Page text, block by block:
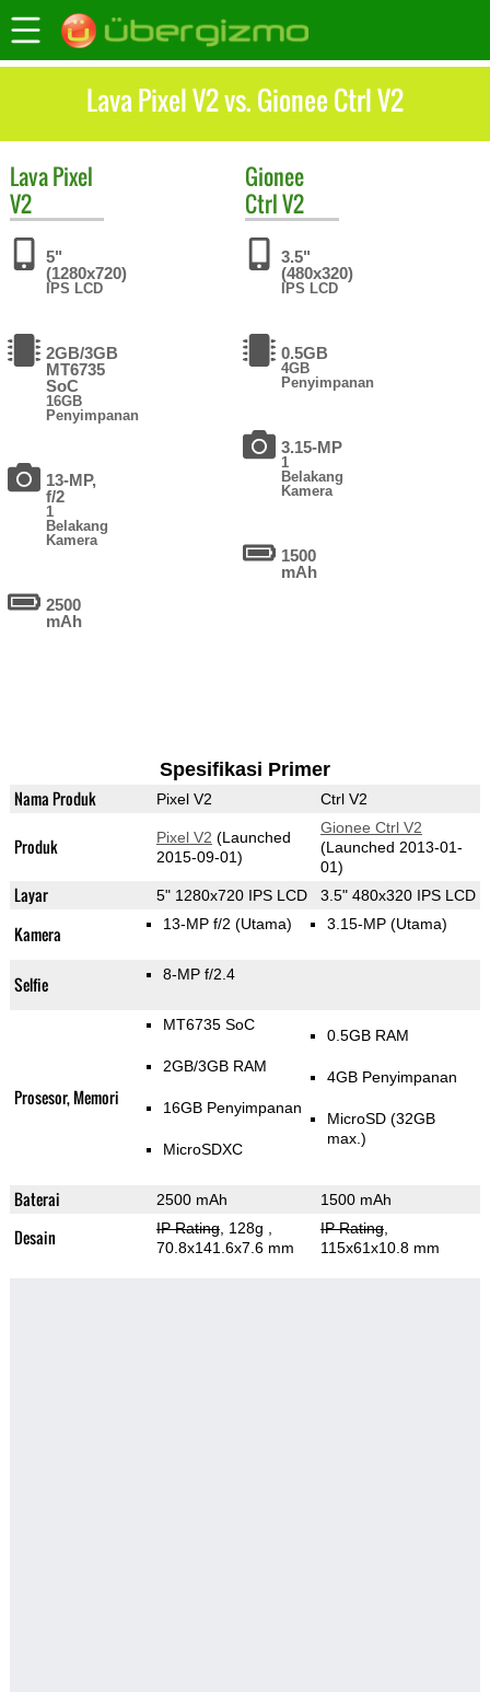
Lava Pixel V2 vs. Gionee Ctrl V2
LavaPixel
V2
5"
(1280x720)
IPS LCD
2GB/3GB
MT6735
SoC
16GB
Penyimpanan
13-MP,
f/2
1
Belakang
Kamera
2500
mAh
Gionee
Ctrl V2
3.5"
(480x320)
IPS LCD
0.5GB
4GB
Penyimpanan
3.15-MP
1
Belakang
Kamera
1500
mAh
Spesifikasi Primer
Nama Produk Pixel V2 Ctrl V2
Produk Pixel V2 (Launched
2015-09-01)
Gionee Ctrl V2
(Launched 2013-01-
01)
Layar 5" 1280x720 IPS LCD 3.5" 480x320 IPS LCD
Kamera 13-MP f/2 (Utama) 3.15-MP (Utama)
Selfie 8-MP f/2.4
Prosesor, Memori
MT6735 SoC
2GB/3GB RAM
16GB Penyimpanan
MicroSDXC
0.5GB RAM
4GB Penyimpanan
MicroSD (32GB
max.)
Baterai 2500 mAh 1500 mAh
Desain IP Rating, 128g
70.8x141.6x7.6 mm
IP Rating,
115x61x10.8 mm